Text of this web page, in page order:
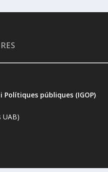
públiques (IGOP)
UAB)